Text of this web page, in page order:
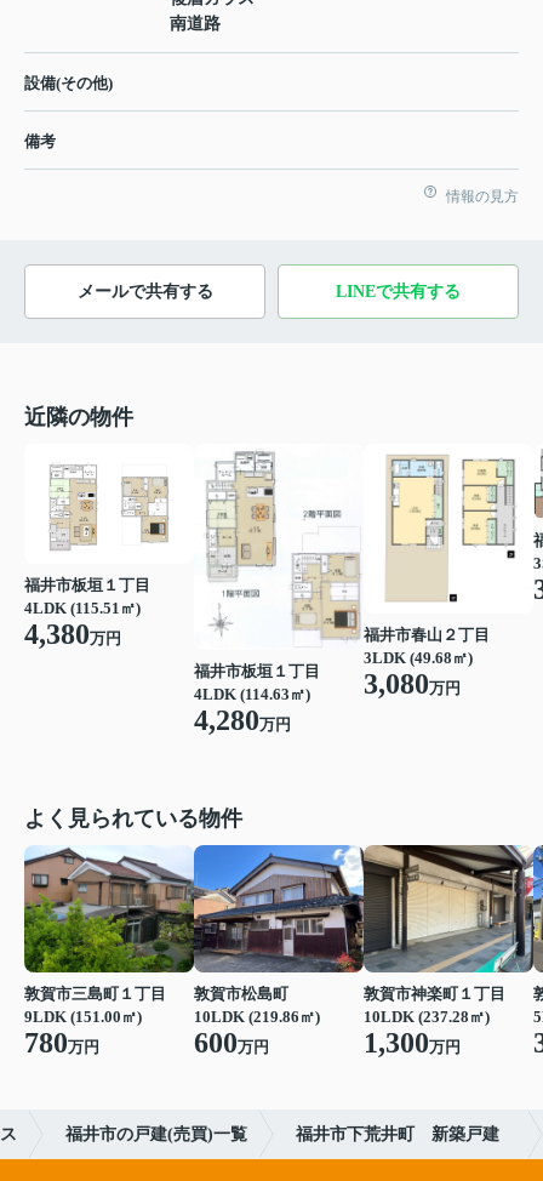
南道路
設備(その他)
備考
情報の見方
メールで共有する LINEで共有する
近隣の物件
福井市板垣１丁目
4LDK (115.51㎡)
4,380万円
福井市板垣１丁目
4LDK (114.63㎡)
4,280万円
福井市春山２丁目
3LDK (49.68㎡)
3,080万円
よく見られている物件
敦賀市三島町１丁目
9LDK (151.00㎡)
780万円
敦賀市松島町
10LDK (219.86㎡)
600万円
敦賀市神楽町１丁目
10LDK (237.28㎡)
1,300万円
福井市の戸建(売買)一覧 福井市下荒井町 新築戸建